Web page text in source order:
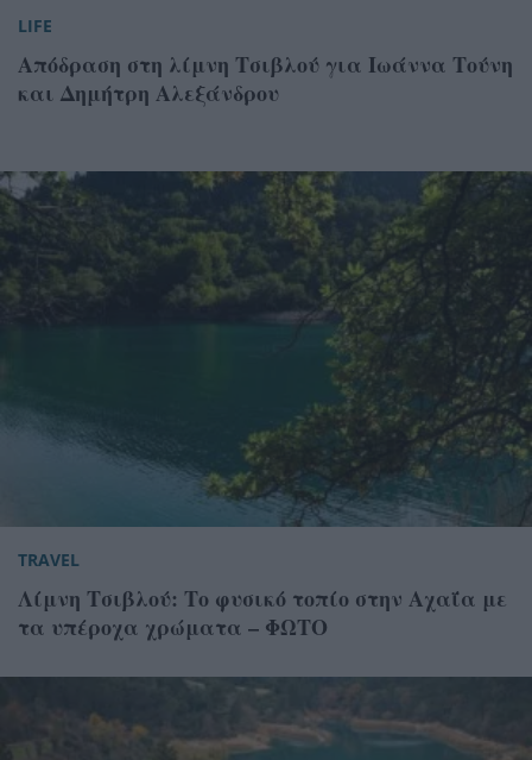
LIFE
Απόδραση στη λίμνη Τσιβλού για Ιωάννα Τούνη
και Δημήτρη Αλεξάνδρου
TRAVEL
Λίμνη Τσιβλού: Το φυσικό τοπίο στην Αχαΐα με
τα υπέροχα χρώματα – ΦΩΤΟ